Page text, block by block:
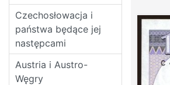
Czechosłowacja i
państwa będące jej
następcami
Austria i Austro-
Węgry